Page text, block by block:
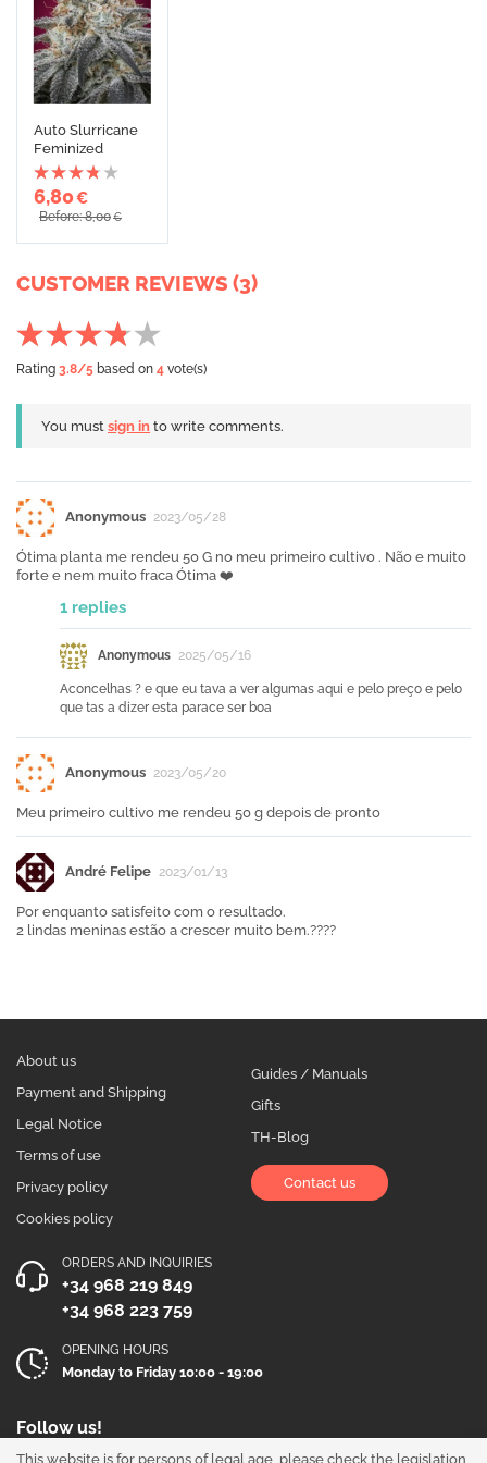
Auto Slurricane
Feminized
6,80€
Before: 8,00€
CUSTOMER REVIEWS (3)
Rating 3.8/5 based on 4 vote(s)
You must sign in to write comments.
Anonymous 2023/05/28
Ótima planta me rendeu 50 G no meu primeiro cultivo . Não e muito
forte e nem muito fraca Ótima ❤️
1 replies
Anonymous 2025/05/16
Aconcelhas ? e que eu tava a ver algumas aqui e pelo preço e pelo
que tas a dizer esta parace ser boa
Anonymous 2023/05/20
Meu primeiro cultivo me rendeu 50 g depois de pronto
André Felipe 2023/01/13
Por enquanto satisfeito com o resultado.
2 lindas meninas estão a crescer muito bem.????
About us
Payment and Shipping
Legal Notice
Terms of use
Privacy policy
Cookies policy
Guides / Manuals
Gifts
TH-Blog
Contact us
ORDERS AND INQUIRIES
+34 968 219 849
+34 968 223 759
OPENING HOURS
Monday to Friday 10:00 - 19:00
Follow us!
This website is for persons of legal age, please check the legislation